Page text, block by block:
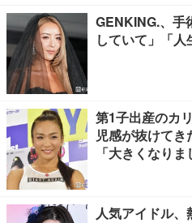
GENKING.、手
していて」「人
第1子出産のカ
児感が抜けて
「大きくなり
人気アイドル